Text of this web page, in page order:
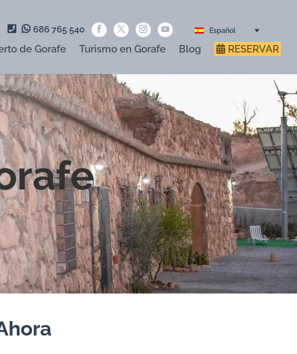
686 765 540 Español
de Gorafe Turismo en Gorafe Blog RESERVAR